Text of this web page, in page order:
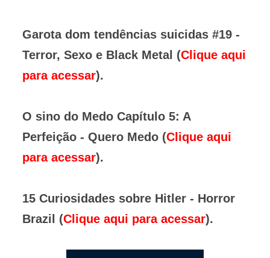
Garota dom tendências suicidas #19 -
Terror, Sexo e Black Metal (Clique aqui
para acessar).
O sino do Medo Capítulo 5: A
Perfeição - Quero Medo (Clique aqui
para acessar).
15 Curiosidades sobre Hitler - Horror
Brazil (Clique aqui para acessar).